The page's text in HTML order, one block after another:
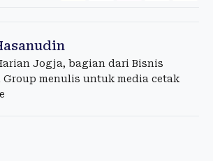
Jogja, bagian dari Bisnis
Group menulis untuk media cetak